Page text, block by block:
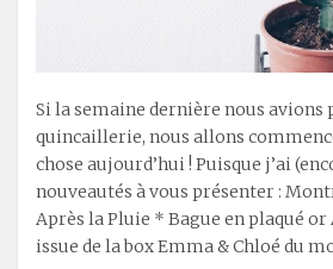
Si la semaine dernière nous avions
quincaillerie, nous allons
chose aujourd’hui ! Puisque j’ai
nouveautés à vous présenter :
Après la Pluie * Bague en plaqué
issue de la box Emma & Chloé du